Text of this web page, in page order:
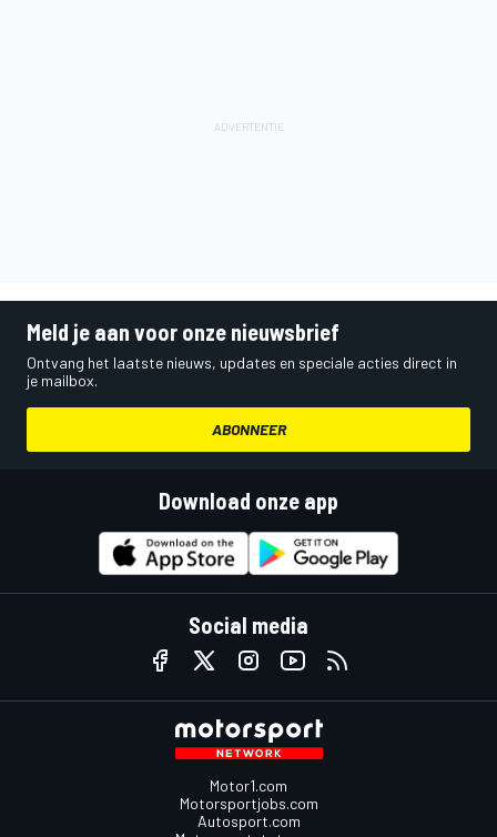
Meld je aan voor onze nieuwsbrief
Ontvang het laatste nieuws, updates en speciale acties direct in
je mailbox.
ABONNEER
Download onze app
Social media
Motor1.com
Motorsportjobs.com
Autosport.com